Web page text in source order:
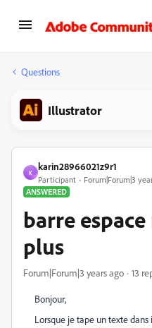
Questions
Illustrator
K
karin28966021z9r1
Participant
Forum|Forum|3
ANSWERED
barre
plus
Forum|Forum|3 years ago 13
Bonjour,
Lorsque je tape un texte dans